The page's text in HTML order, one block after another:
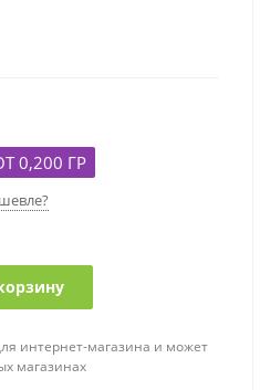
0,200 ГР
интернет-магазина и может
магазинах